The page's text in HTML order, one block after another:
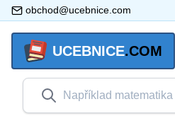
obchod@ucebnice.com
UCEBNICE.COM